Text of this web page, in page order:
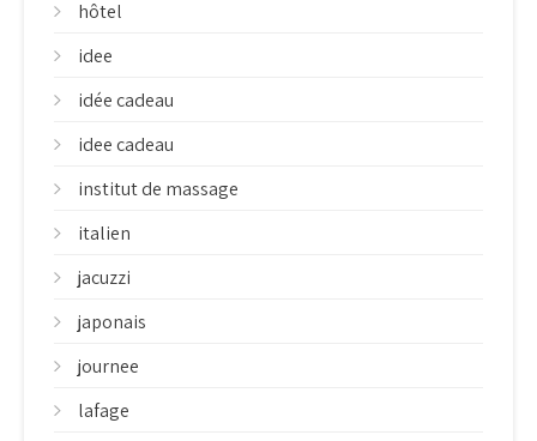
hôtel
idee
idée cadeau
idee cadeau
institut de massage
italien
jacuzzi
japonais
journee
lafage